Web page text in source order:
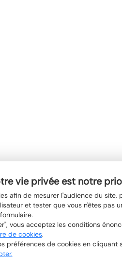
vie privée est notre
afin de mesurer l'audience du site,
et tester que vous n'êtes pas
vous acceptez les conditions
de cookies.
préférences de cookies en cliquant